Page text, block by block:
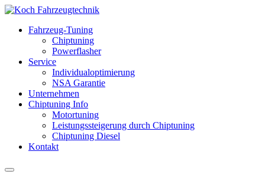
Fahrzeug-Tuning
Chiptuning
Powerflasher
Service
Individualoptimierung
NSA Garantie
Unternehmen
Chiptuning Info
Motortuning
Leistungssteigerung durch Chiptuning
Chiptuning Diesel
Kontakt